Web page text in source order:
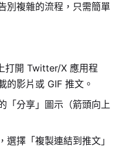
別複雜的流程，只需簡單
打開 Twitter/X 應用程
的影片或 GIF 推文。
「分享」圖示（箭頭向上
選擇「複製連結到推文」